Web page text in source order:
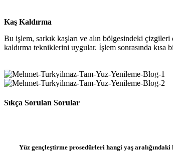
Kaş Kaldırma
Bu işlem, sarkık kaşları ve alın bölgesindeki
kaldırma tekniklerini uygular. İşlem sonrasında kısa
Sıkça Sorulan Sorular
Yüz gençleştirme prosedürleri hangi yaş